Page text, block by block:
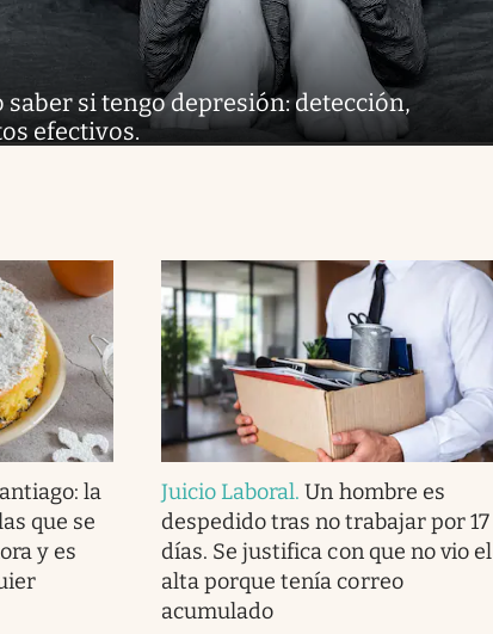
saber si tengo depresión: detección,
efectivos.
la
que se
y es
Juicio Laboral.Un hombre es
despedido tras no trabajar por 17
días. Se justifica con que no vio el
alta porque tenía correo
acumulado